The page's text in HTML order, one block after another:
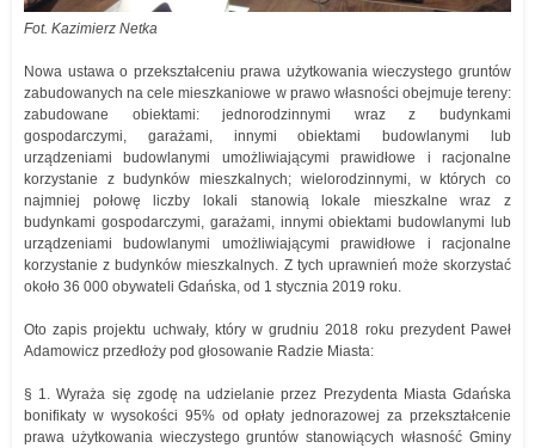
Fot. Kazimierz Netka
Nowa ustawa o przekształceniu prawa użytkowania wieczystego gruntów
zabudowanych na cele mieszkaniowe w prawo własności obejmuje tereny:
zabudowane obiektami: jednorodzinnymi wraz z budynkami
gospodarczymi, garażami, innymi obiektami budowlanymi lub
urządzeniami budowlanymi umożliwiającymi prawidłowe i racjonalne
korzystanie z budynków mieszkalnych; wielorodzinnymi, w których co
najmniej połowę liczby lokali stanowią lokale mieszkalne wraz z
budynkami gospodarczymi, garażami, innymi obiektami budowlanymi lub
urządzeniami budowlanymi umożliwiającymi prawidłowe i racjonalne
korzystanie z budynków mieszkalnych. Z tych uprawnień może skorzystać
około 36 000 obywateli Gdańska, od 1 stycznia 2019 roku.
Oto zapis projektu uchwały, który w grudniu 2018 roku prezydent Paweł
Adamowicz przedłoży pod głosowanie Radzie Miasta:
§ 1. Wyraża się zgodę na udzielanie przez Prezydenta Miasta Gdańska
bonifikaty w wysokości 95% od opłaty jednorazowej za przekształcenie
prawa użytkowania wieczystego gruntów stanowiących własność Gminy